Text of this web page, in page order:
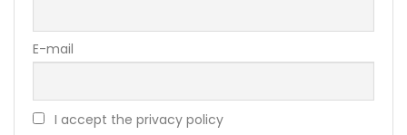
E-mail
I accept the privacy policy